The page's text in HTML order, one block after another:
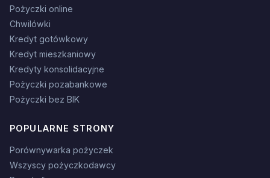
Pożyczki online
Chwilówki
Kredyt gotówkowy
Kredyt mieszkaniowy
Kredyty konsolidacyjne
Pożyczki pozabankowe
Pożyczki bez BIK
POPULARNE STRONY
Porównywarka pożyczek
Wszyscy pożyczkodawcy